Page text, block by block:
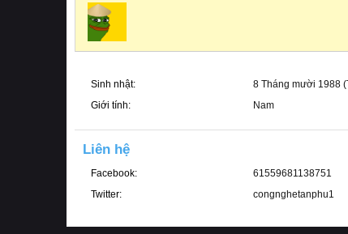
Sinh nhật
8 Tháng mười 1988
Giới tính
Nam
Liên hệ
Facebook
61559681138751
Twitter
congnghetanphu1